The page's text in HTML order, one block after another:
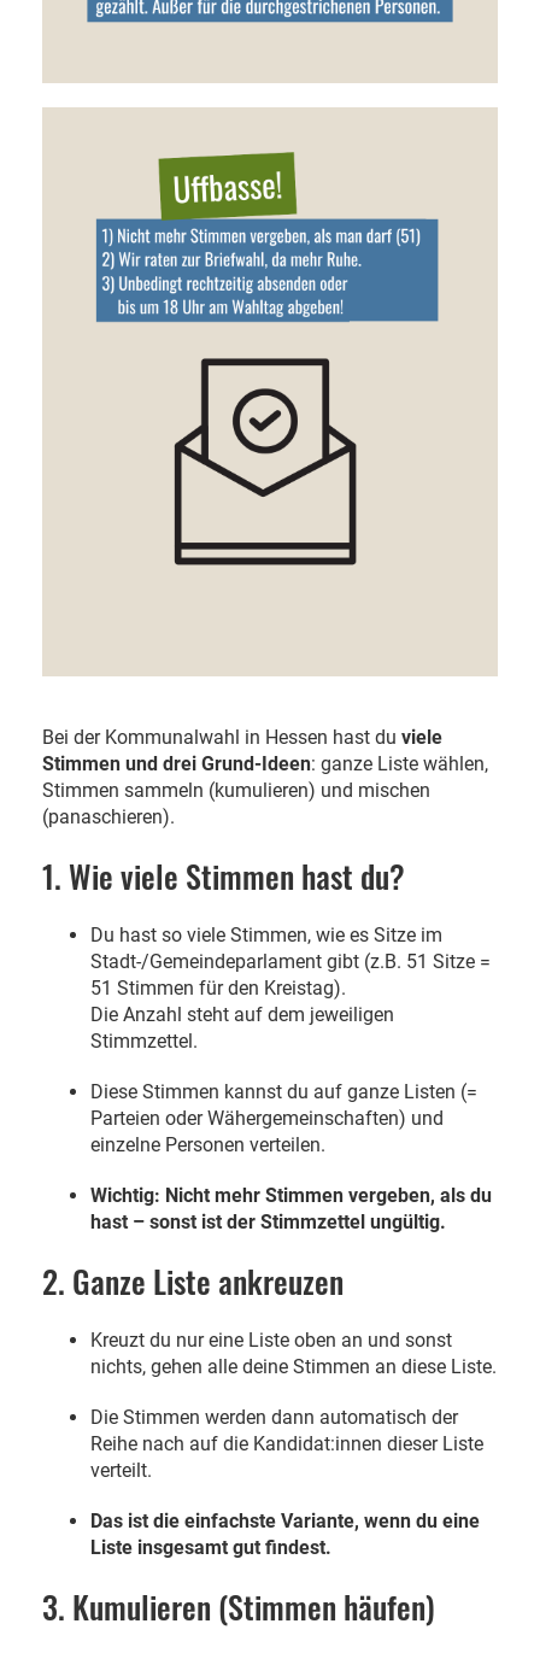
Bei der Kommunalwahl in Hessen hast du viele
Stimmen und drei Grund-Ideen: ganze Liste wählen,
Stimmen sammeln (kumulieren) und mischen
(panaschieren).
1. Wie viele Stimmen hast du?
Du hast so viele Stimmen, wie es Sitze im
Stadt-/Gemeindeparlament gibt (z.B. 51 Sitze =
51 Stimmen für den Kreistag).
Die Anzahl steht auf dem jeweiligen
Stimmzettel.
Diese Stimmen kannst du auf ganze Listen (=
Parteien oder Wähergemeinschaften) und
einzelne Personen verteilen.
Wichtig: Nicht mehr Stimmen vergeben, als du
hast – sonst ist der Stimmzettel ungültig.
2. Ganze Liste ankreuzen
Kreuzt du nur eine Liste oben an und sonst
nichts, gehen alle deine Stimmen an diese Liste.
Die Stimmen werden dann automatisch der
Reihe nach auf die Kandidat:innen dieser Liste
verteilt.
Das ist die einfachste Variante, wenn du eine
Liste insgesamt gut findest.
3. Kumulieren (Stimmen häufen)